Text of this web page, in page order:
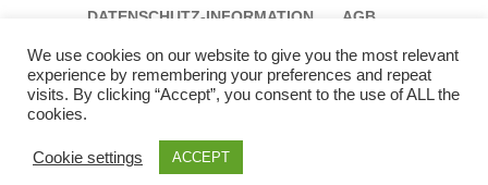
DATENSCHUTZ-INFORMATION
AGB
Öffungszeiten: Sonntag: 14:00 bis 17:00 Montag:
12:00 bis 15:00
We use cookies on our website to give you the most relevant
experience by remembering your preferences and repeat
visits. By clicking “Accept”, you consent to the use of ALL the
cookies.
Cookie settings ACCEPT